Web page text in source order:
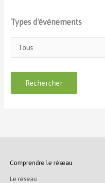
Types d'événements
Comprendre le réseau
Le réseau